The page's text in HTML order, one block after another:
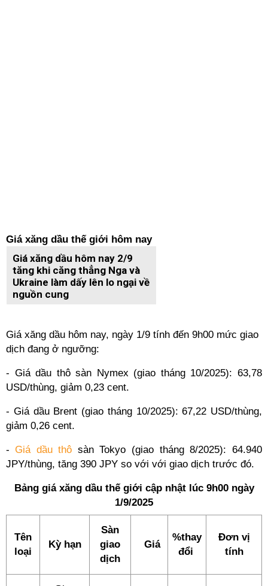
Giá xăng dầu thế giới hôm nay
Giá xăng dầu hôm nay 2/9
tăng khi căng thẳng Nga và
Ukraine làm dấy lên lo ngại về
nguồn cung
Giá xăng dầu hôm nay, ngày 1/9 tính đến 9h00 mức giao
dịch đang ở ngưỡng:
- Giá dầu thô sàn Nymex (giao tháng 10/2025): 63,78
USD/thùng, giảm 0,23 cent.
- Giá dầu Brent (giao tháng 10/2025): 67,22 USD/thùng,
giảm 0,26 cent.
- Giá dầu thô sàn Tokyo (giao tháng 8/2025): 64.940
JPY/thùng, tăng 390 JPY so với với giao dịch trước đó.
Bảng giá xăng dầu thế giới cập nhật lúc 9h00 ngày
1/9/2025
Tên
loại
Kỳ hạn
Sàn
giao
dịch
Giá
%thay
đổi
Đơn vị
tính